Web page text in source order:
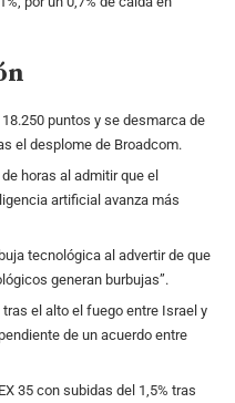
puntos y se desmarca de
el desplome de Broadcom.
horas al admitir que el
artificial avanza más
tecnológica al advertir de que
generan burbujas”.
el alto el fuego entre Israel y
de un acuerdo entre
35 con subidas del 1,5% tras